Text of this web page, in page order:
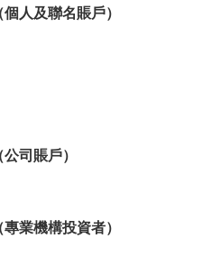
宗商品服務
人及聯名賬戶）
司賬戶）
業機構投資者）